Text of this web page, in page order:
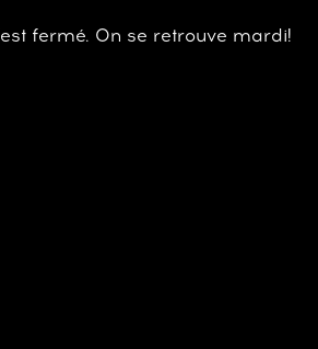
fermé. On se retrouve mardi!